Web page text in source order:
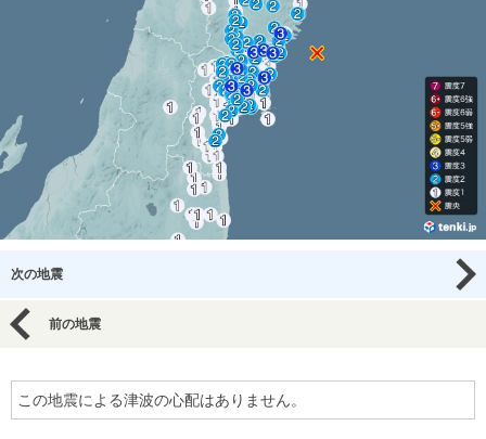
次の地震
前の地震
この地震による津波の心配はありません。